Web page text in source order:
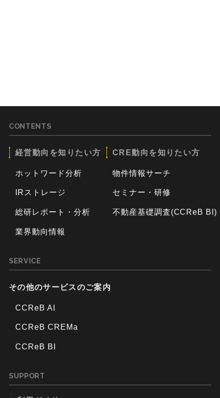
CONTENTS
経営動向を知りたい方
ホットワード分析
IRストレージ
総研レポート・分析
業界動向情報
CRE動向を知りたい方
物件情報サーチ
セミナー・研修
不動産基礎調査(CCReB BI)
SERVICE
その他のサービスのご案内
CCReB AI
CCReB CREMa
CCReB BI
SUPPORT